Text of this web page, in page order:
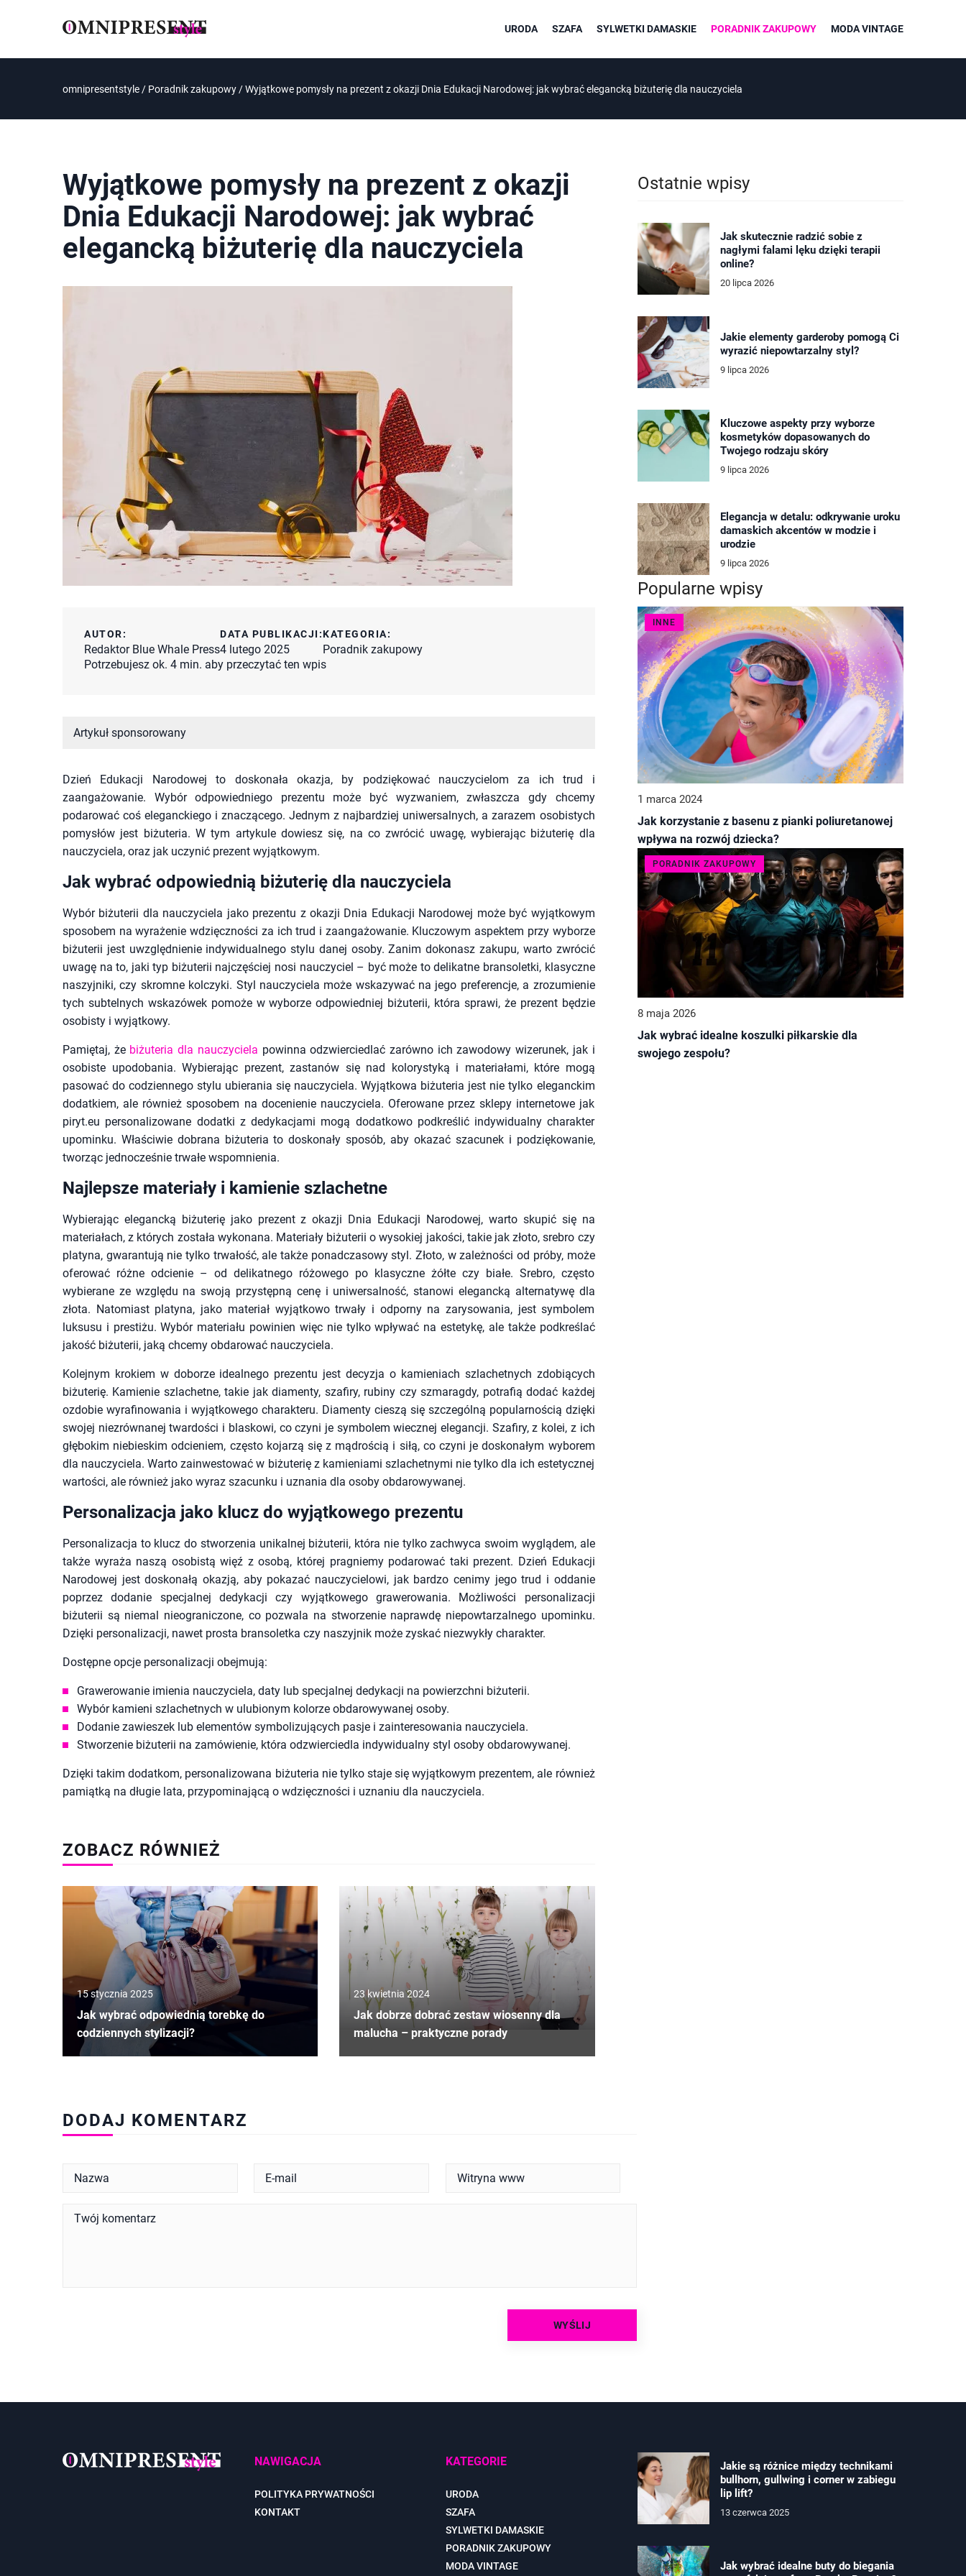
URODA SZAFA SYLWETKI DAMASKIE PORADNIK ZAKUPOWY MODA VINTAGE
omnipresentstyle / Poradnik zakupowy /Wyjątkowe pomysły na prezent z okazji Dnia Edukacji Narodowej: jak wybrać elegancką biżuterię dla nauczyciela
Wyjątkowe pomysły na prezent z okazji
Dnia Edukacji Narodowej: jak wybrać
elegancką biżuterię dla nauczyciela
AUTOR:
Redaktor Blue Whale Press
DATA PUBLIKACJI:
4 lutego 2025
KATEGORIA:
Poradnik zakupowy
Potrzebujesz ok. 4 min. aby przeczytać ten wpis
Artykuł sponsorowany
Dzień Edukacji Narodowej to doskonała okazja, by podziękować nauczycielom za ich trud i
zaangażowanie. Wybór odpowiedniego prezentu może być wyzwaniem, zwłaszcza gdy chcemy
podarować coś eleganckiego i znaczącego. Jednym z najbardziej uniwersalnych, a zarazem osobistych
pomysłów jest biżuteria. W tym artykule dowiesz się, na co zwrócić uwagę, wybierając biżuterię dla
nauczyciela, oraz jak uczynić prezent wyjątkowym.
Jak wybrać odpowiednią biżuterię dla nauczyciela
Wybór biżuterii dla nauczyciela jako prezentu z okazji Dnia Edukacji Narodowej może być wyjątkowym
sposobem na wyrażenie wdzięczności za ich trud i zaangażowanie. Kluczowym aspektem przy wyborze
biżuterii jest uwzględnienie indywidualnego stylu danej osoby. Zanim dokonasz zakupu, warto zwrócić
uwagę na to, jaki typ biżuterii najczęściej nosi nauczyciel – być może to delikatne bransoletki, klasyczne
naszyjniki, czy skromne kolczyki. Styl nauczyciela może wskazywać na jego preferencje, a zrozumienie
tych subtelnych wskazówek pomoże w wyborze odpowiedniej biżuterii, która sprawi, że prezent będzie
osobisty i wyjątkowy.
Pamiętaj, że biżuteria dla nauczyciela powinna odzwierciedlać zarówno ich zawodowy wizerunek, jak i
osobiste upodobania. Wybierając prezent, zastanów się nad kolorystyką i materiałami, które mogą
pasować do codziennego stylu ubierania się nauczyciela. Wyjątkowa biżuteria jest nie tylko eleganckim
dodatkiem, ale również sposobem na docenienie nauczyciela. Oferowane przez sklepy internetowe jak
piryt.eu personalizowane dodatki z dedykacjami mogą dodatkowo podkreślić indywidualny charakter
upominku. Właściwie dobrana biżuteria to doskonały sposób, aby okazać szacunek i podziękowanie,
tworząc jednocześnie trwałe wspomnienia.
Najlepsze materiały i kamienie szlachetne
Wybierając elegancką biżuterię jako prezent z okazji Dnia Edukacji Narodowej, warto skupić się na
materiałach, z których została wykonana. Materiały biżuterii o wysokiej jakości, takie jak złoto, srebro czy
platyna, gwarantują nie tylko trwałość, ale także ponadczasowy styl. Złoto, w zależności od próby, może
oferować różne odcienie – od delikatnego różowego po klasyczne żółte czy białe. Srebro, często
wybierane ze względu na swoją przystępną cenę i uniwersalność, stanowi elegancką alternatywę dla
złota. Natomiast platyna, jako materiał wyjątkowo trwały i odporny na zarysowania, jest symbolem
luksusu i prestiżu. Wybór materiału powinien więc nie tylko wpływać na estetykę, ale także podkreślać
jakość biżuterii, jaką chcemy obdarować nauczyciela.
Kolejnym krokiem w doborze idealnego prezentu jest decyzja o kamieniach szlachetnych zdobiących
biżuterię. Kamienie szlachetne, takie jak diamenty, szafiry, rubiny czy szmaragdy, potrafią dodać każdej
ozdobie wyrafinowania i wyjątkowego charakteru. Diamenty cieszą się szczególną popularnością dzięki
swojej niezrównanej twardości i blaskowi, co czyni je symbolem wiecznej elegancji. Szafiry, z kolei, z ich
głębokim niebieskim odcieniem, często kojarzą się z mądrością i siłą, co czyni je doskonałym wyborem
dla nauczyciela. Warto zainwestować w biżuterię z kamieniami szlachetnymi nie tylko dla ich estetycznej
wartości, ale również jako wyraz szacunku i uznania dla osoby obdarowywanej.
Personalizacja jako klucz do wyjątkowego prezentu
Personalizacja to klucz do stworzenia unikalnej biżuterii, która nie tylko zachwyca swoim wyglądem, ale
także wyraża naszą osobistą więź z osobą, której pragniemy podarować taki prezent. Dzień Edukacji
Narodowej jest doskonałą okazją, aby pokazać nauczycielowi, jak bardzo cenimy jego trud i oddanie
poprzez dodanie specjalnej dedykacji czy wyjątkowego grawerowania. Możliwości personalizacji
biżuterii są niemal nieograniczone, co pozwala na stworzenie naprawdę niepowtarzalnego upominku.
Dzięki personalizacji, nawet prosta bransoletka czy naszyjnik może zyskać niezwykły charakter.
Dostępne opcje personalizacji obejmują:
Grawerowanie imienia nauczyciela, daty lub specjalnej dedykacji na powierzchni biżuterii.
Wybór kamieni szlachetnych w ulubionym kolorze obdarowywanej osoby.
Dodanie zawieszek lub elementów symbolizujących pasje i zainteresowania nauczyciela.
Stworzenie biżuterii na zamówienie, która odzwierciedla indywidualny styl osoby obdarowywanej.
Dzięki takim dodatkom, personalizowana biżuteria nie tylko staje się wyjątkowym prezentem, ale również
pamiątką na długie lata, przypominającą o wdzięczności i uznaniu dla nauczyciela.
ZOBACZ RÓWNIEŻ
15 stycznia 2025
Jak wybrać odpowiednią torebkę do
codziennych stylizacji?
23 kwietnia 2024
Jak dobrze dobrać zestaw wiosenny dla
malucha – praktyczne porady
Ostatnie wpisy
Jak skutecznie radzić sobie z
nagłymi falami lęku dzięki terapii
online?
20 lipca 2026
Jakie elementy garderoby pomogą Ci
wyrazić niepowtarzalny styl?
9 lipca 2026
Kluczowe aspekty przy wyborze
kosmetyków dopasowanych do
Twojego rodzaju skóry
9 lipca 2026
Elegancja w detalu: odkrywanie uroku
damaskich akcentów w modzie i
urodzie
9 lipca 2026
Popularne wpisy
INNE
1 marca 2024
Jak korzystanie z basenu z pianki poliuretanowej
wpływa na rozwój dziecka?
PORADNIK ZAKUPOWY
8 maja 2026
Jak wybrać idealne koszulki piłkarskie dla
swojego zespołu?
DODAJ KOMENTARZ
NAWIGACJA
POLITYKA PRYWATNOŚCI
KONTAKT
KATEGORIE
URODA
SZAFA
SYLWETKI DAMASKIE
PORADNIK ZAKUPOWY
MODA VINTAGE
Jakie są różnice między technikami
bullhorn, gullwing i corner w zabiegu
lip lift?
13 czerwca 2025
Jak wybrać idealne buty do biegania